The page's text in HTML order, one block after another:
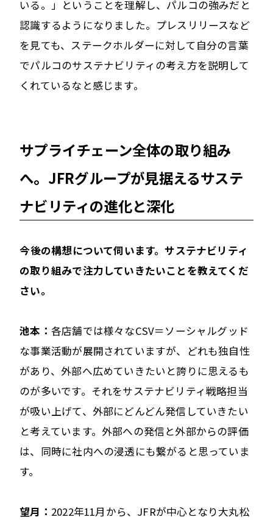
いる。」ということを理解し、パルコの強みだと
認識するようになりました。プレスリリースなど
を見ても、ステークホルダーに対して自分の言葉
でパルコのサステナビリティの考え方を説明して
くれているなと感じます。
サプライチェーン全体の取り組み
へ。JFRグループが見据えるサステ
ナビリティの進化と深化
――今後の構想について伺います。サステナビリティ
の取り組みで注力していきたいことを教えてくだ
さい。
池本： 各店舗では様々なCSV＝ソーシャルグッド
な事業活動が展開されていますが、どれも独自性
があり、外部へ広めていきたいと誇りに思えるも
のが多いです。それをサステナビリティ戦略担当
が吸い上げて、外部にどんどん発信していきたい
と考えています。外部への発信と外部からの評価
は、同時に社内への浸透にも繋がると思っていま
す。
望月： 2022年11月から、JFRが中心となり大丸松